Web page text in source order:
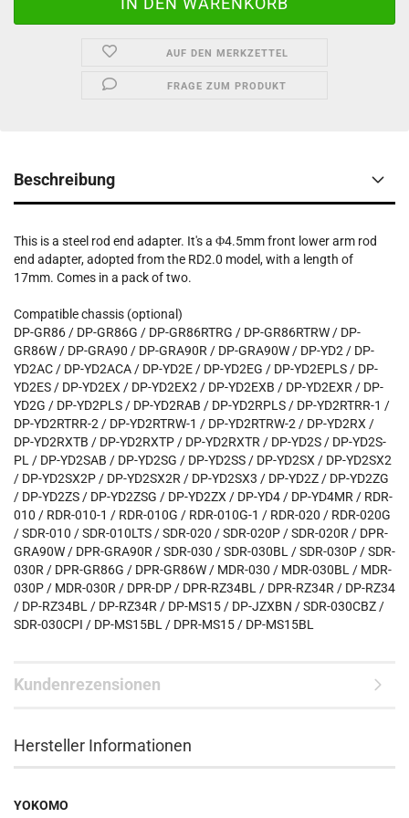
AUF DEN MERKZETTEL
FRAGE ZUM PRODUKT
Beschreibung
This is a steel rod end adapter. It's a Φ4.5mm front lower arm rod
end adapter, adopted from the RD2.0 model, with a length of
17mm. Comes in a pack of two.
Compatible chassis (optional)
DP-GR86 / DP-GR86G / DP-GR86RTRG / DP-GR86RTRW / DP-
GR86W / DP-GRA90 / DP-GRA90R / DP-GRA90W / DP-YD2 / DP-
YD2AC / DP-YD2ACA / DP-YD2E / DP-YD2EG / DP-YD2EPLS / DP-
YD2ES / DP-YD2EX / DP-YD2EX2 / DP-YD2EXB / DP-YD2EXR / DP-
YD2G / DP-YD2PLS / DP-YD2RAB / DP-YD2RPLS / DP-YD2RTRR-1 /
DP-YD2RTRR-2 / DP-YD2RTRW-1 / DP-YD2RTRW-2 / DP-YD2RX /
DP-YD2RXTB / DP-YD2RXTP / DP-YD2RXTR / DP-YD2S / DP-YD2S-
PL / DP-YD2SAB / DP-YD2SG / DP-YD2SS / DP-YD2SX / DP-YD2SX2
/ DP-YD2SX2P / DP-YD2SX2R / DP-YD2SX3 / DP-YD2Z / DP-YD2ZG
/ DP-YD2ZS / DP-YD2ZSG / DP-YD2ZX / DP-YD4 / DP-YD4MR / RDR-
010 / RDR-010-1 / RDR-010G / RDR-010G-1 / RDR-020 / RDR-020G
/SDR-010 /SDR-010LTS /SDR-020 /SDR-020P /SDR-020R / DPR-
GRA90W / DPR-GRA90R /SDR-030 /SDR-030BL /SDR-030P /SDR-
030R / DPR-GR86G / DPR-GR86W / MDR-030 / MDR-030BL / MDR-
030P / MDR-030R / DPR-DP / DPR-RZ34BL / DPR-RZ34R / DP-RZ34
/ DP-RZ34BL / DP-RZ34R / DP-MS15 / DP-JZXBN /SDR-030CBZ /
SDR-030CPI / DP-MS15BL / DPR-MS15 / DP-MS15BL
Kundenrezensionen
Hersteller Informationen
YOKOMO